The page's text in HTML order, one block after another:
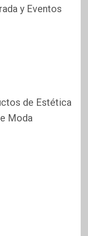
y Eventos
de Estética
Moda